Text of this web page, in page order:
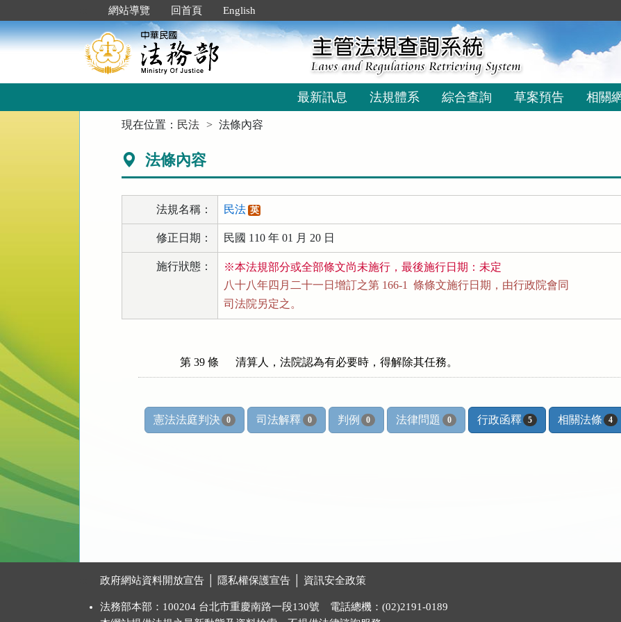
到
主
要
網站導覽 回首頁 English
最新訊息 法規體系 綜合查詢 草案預告 相關
現在位置： 民法 法條內容
法條內容
法規名稱： 民法 英
修正日期： 民國 110 年 01 月 20 日
施行狀態：
※本法規部分或全部條文尚未施行，最後施行日期：未定
八十八年四月二十一日增訂之第 166-1  條條文施行日期，由行政院會同
司法院另定之。
第 39 條 清算人，法院認為有必要時，得解除其任務。
憲法法庭判決 0 司法解釋 0 判例 0 法律問題 0 行政函釋 5 相關法條 4
政府網站資料開放宣告 隱私權保護宣告 資訊安全政策
法務部本部：100204 台北市重慶南路一段130號 電話總機：(02)2191-0189